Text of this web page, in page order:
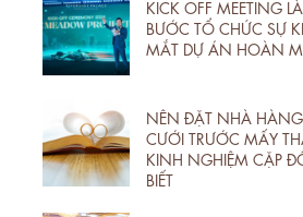
KICK OFF MEETING
BƯỚC TỔ CHỨC SỰ
MẮT DỰ ÁN HOÀN
NÊN ĐẶT NHÀ HÀNG
CƯỚI TRƯỚC MẤY
KINH NGHIỆM CẶP
BIẾT